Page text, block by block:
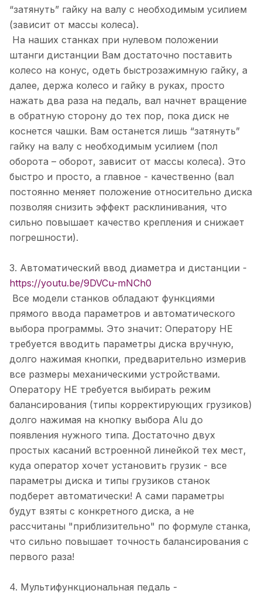
“затянуть” гайку на валу с необходимым усилием
(зависит от массы колеса).
На наших станках при нулевом положении
штанги дистанции Вам достаточно поставить
колесо на конус, одеть быстрозажимную гайку, а
далее, держа колесо и гайку в руках, просто
нажать два раза на педаль, вал начнет вращение
в обратную сторону до тех пор, пока диск не
коснется чашки. Вам останется лишь “затянуть”
гайку на валу с необходимым усилием (пол
оборота – оборот, зависит от массы колеса). Это
быстро и просто, а главное - качественно (вал
постоянно меняет положение относительно диска
позволяя снизить эффект расклинивания, что
сильно повышает качество крепления и снижает
погрешности).
3. Автоматический ввод диаметра и дистанции -
https://youtu.be/9DVCu-mNCh0
Все модели станков обладают функциями
прямого ввода параметров и автоматического
выбора программы. Это значит: Оператору НЕ
требуется вводить параметры диска вручную,
долго нажимая кнопки, предварительно измерив
все размеры механическими устройствами.
Оператору НЕ требуется выбирать режим
балансирования (типы корректирующих грузиков)
долго нажимая на кнопку выбора Alu до
появления нужного типа. Достаточно двух
простых касаний встроенной линейкой тех мест,
куда оператор хочет установить грузик - все
параметры диска и типы грузиков станок
подберет автоматически! А сами параметры
будут взяты с конкретного диска, а не
рассчитаны "приблизительно" по формуле станка,
что сильно повышает точность балансирования с
первого раза!
4. Мультифункциональная педаль -